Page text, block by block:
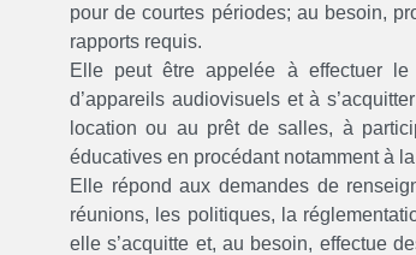
pour de courtes périodes; au besoin,
rapports requis.
Elle peut être appelée à effectuer
d’appareils audiovisuels et à
location ou au prêt de salles, à
éducatives en procédant notamment à
Elle répond aux demandes de
réunions, les politiques, la
elle s’acquitte et, au besoin, effectue